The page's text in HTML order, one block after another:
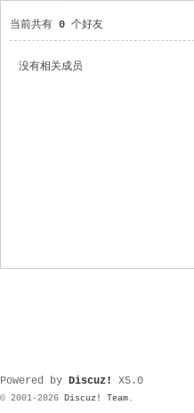
结
界
当前共有 0 个好友
没有相关成员
Powered by Discuz! X5.0
© 2001-2026 Discuz! Team.